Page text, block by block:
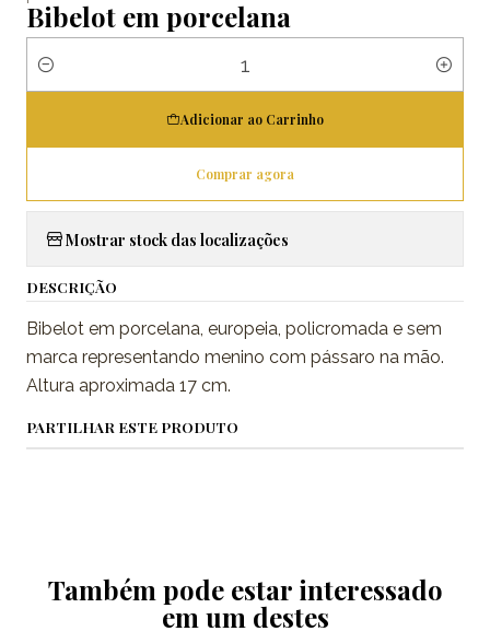
Bibelot em porcelana
Quantidade
Adicionar ao Carrinho
Comprar agora
Mostrar stock das localizações
DESCRIÇÃO
Bibelot em porcelana, europeia, policromada e sem
marca representando menino com pássaro na mão.
Altura aproximada 17 cm.
PARTILHAR ESTE PRODUTO
Também pode estar interessado
em um destes